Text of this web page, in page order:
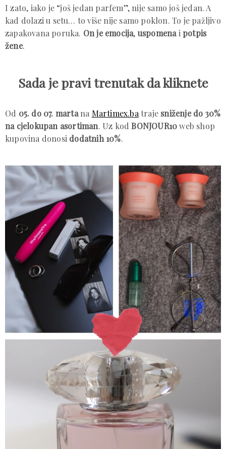
I zato, iako je “još jedan parfem”, nije samo još jedan. A
kad dolazi u setu… to više nije samo poklon. To je pažljivo
zapakovana poruka. On je emocija,uspomenaipotpis
žene.
Sada je pravi trenutak da kliknete
Od 05. do 07. martana Martimex.batraje sniženje do 30%
na cjelokupan asortiman. Uz kodBONJOUR10web shop
kupovina donosi dodatnih 10%.